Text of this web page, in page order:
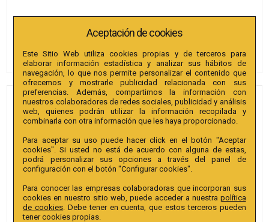
PUNTAS BIANDITZ RECTA 5.5
X 1 X 25MM 1/4" EXTRA 100U.
Referencia:238065
Colección:Punta Recta 25mm 1/4" Extra.
EAN13:
Aceptación de cookies
Este Sitio Web utiliza cookies propias y de terceros para
elaborar información estadística y analizar sus hábitos de
navegación, lo que nos permite personalizar el contenido que
ofrecemos y mostrarle publicidad relacionada con sus
preferencias. Además, compartimos la información con
nuestros colaboradores de redes sociales, publicidad y análisis
web, quienes podrán utilizar la información recopilada y
combinarla con otra información que les haya proporcionado.
Para aceptar su uso puede hacer click en el botón "Aceptar
cookies". Si usted no está de acuerdo con alguna de estas,
podrá personalizar sus opciones a través del panel de
configuración con el botón "Configurar cookies".
Para conocer las empresas colaboradoras que incorporan sus
cookies en nuestro sitio web, puede acceder a nuestra política
de cookies . Debe tener en cuenta, que estos terceros pueden
tener cookies propias.